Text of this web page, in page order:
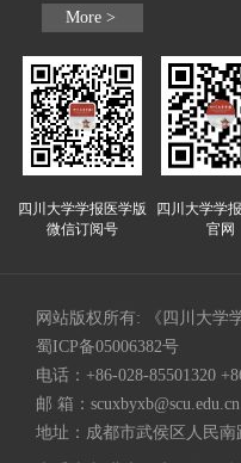
More >
四川大学学报医学版
微信订阅号
四川大学学
官网
网站版权所有: 《四川大学
蜀ICP备05006382号
电话：+86-028-85501320
邮 箱： scuxbyxb@scu.edu.cn
地址：成都市武侯区人民南